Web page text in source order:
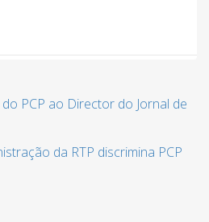
PCP ao Director do Jornal de
da RTP discrimina PCP